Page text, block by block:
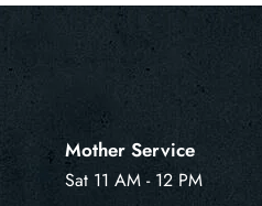
Mother Service
Sat 11 AM - 12 PM